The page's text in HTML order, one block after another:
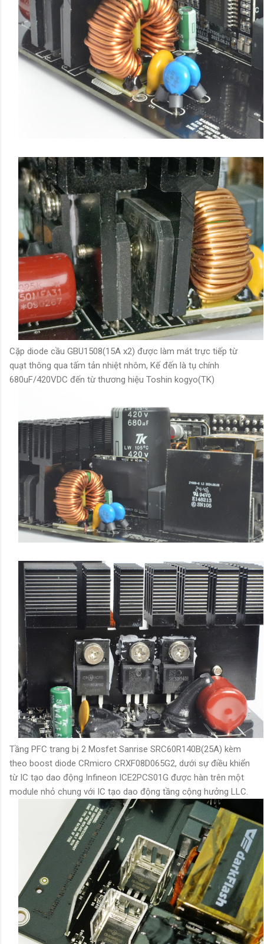
Cặp diode cầu GBU1508(15A x2) được làm mát trực tiếp từ
quạt thông qua tấm tản nhiệt nhôm, Kế đến là tụ chính
680uF/420VDC đến từ thương hiệu Toshin kogyo(TK)
Tầng PFC trang bị 2 Mosfet Sanrise SRC60R140B(25A) kèm
theo boost diode CRmicro CRXF08D065G2, dưới sự điều khiển
từ IC tạo dao động Infineon ICE2PCS01G được hàn trên một
module nhỏ chung với IC tạo dao động tầng cộng hưởng LLC.